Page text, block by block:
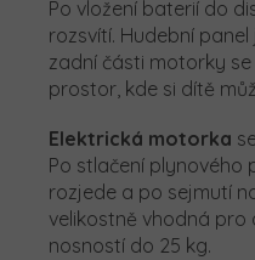
Po vložení baterií do
rozsvítí. Hudební
zadní části motorky
prostor, kde si dítě
Elektrická motorka
Po stlačení plynového
rozjede a po sejmutí
velikostně vhodná pro
nosností do 25 kg.